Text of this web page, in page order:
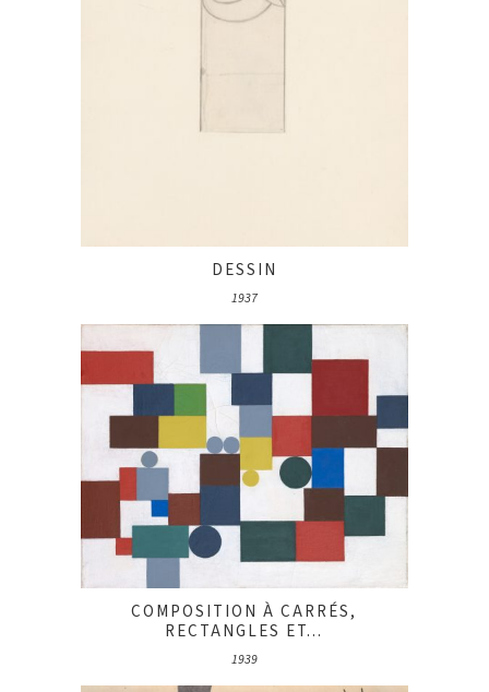
DESSIN
1937
COMPOSITION À CARRÉS,
RECTANGLES ET...
1939